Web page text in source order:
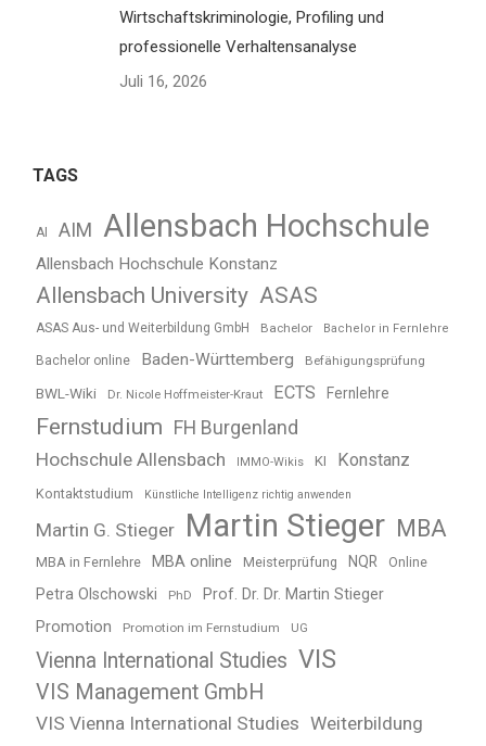
Wirtschaftskriminologie, Profiling und
professionelle Verhaltensanalyse
Juli 16, 2026
TAGS
AI AIM Allensbach Hochschule
Allensbach Hochschule Konstanz
Allensbach University ASAS
ASAS Aus- und Weiterbildung GmbH Bachelor Bachelor in Fernlehre
Bachelor online Baden-Württemberg Befähigungsprüfung
BWL-Wiki Dr. Nicole Hoffmeister-Kraut ECTS Fernlehre
Fernstudium
FH Burgenland
Hochschule Allensbach
IMMO-Wikis KI Konstanz
Kontaktstudium Künstliche Intelligenz richtig anwenden
Martin G. Stieger Martin Stieger MBA
MBA in Fernlehre MBA online Meisterprüfung NQR Online
Petra Olschowski PhD Prof. Dr. Dr. Martin Stieger
Promotion Promotion im Fernstudium UG
Vienna International Studies VIS
VIS Management GmbH
VIS Vienna International Studies Weiterbildung